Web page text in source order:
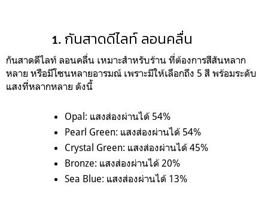
กันสาดดีไลท์ ลอนคลื่น
กันสาดดีไลท์ ลอนคลื่น เหมาะสำหรับร้าน ที่ต้องการสีสันหลาก
หลาย หรือมีโซนหลายอารมณ์ เพราะมีให้เลือกถึง 5 สี พร้อมระดับ
แสงที่หลากหลาย ดังนี้
Opal: แสงส่องผ่านได้ 54%
Pearl Green: แสงส่องผ่านได้ 54%
Crystal Green: แสงส่องผ่านได้ 45%
Bronze: แสงส่องผ่านได้ 20%
Sea Blue: แสงส่องผ่านได้ 13%